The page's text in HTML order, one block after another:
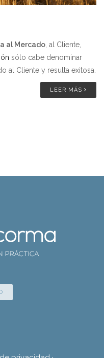
al Mercado , al Cliente,
sólo cabe denominar
al Cliente y resulta exitosa.
LEER MÁS